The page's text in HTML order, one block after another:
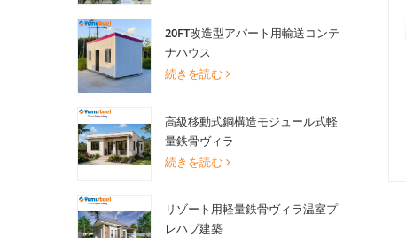
20FT改造型アパート用輸送コンテ
ナハウス
続きを読む
高級移動式鋼構造モジュール式軽
量鉄骨ヴィラ
続きを読む
リゾート用軽量鉄骨ヴィラ温室プ
レハブ建築